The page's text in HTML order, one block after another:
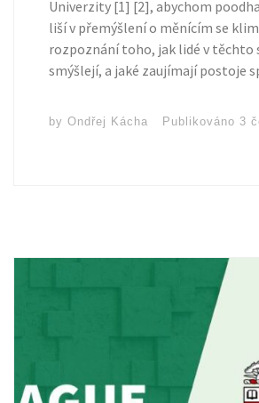
Univerzity [1] [2], abychom
liší v přemýšlení o měnícím se
rozpoznání toho, jak lidé v těchto
smýšlejí, a jaké zaujímají postoje
by Ondřej Kácha Publikováno 3